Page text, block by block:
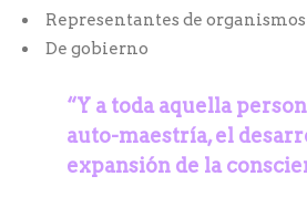
Representantes de
De gobierno
“Y a toda aquella
auto-maestría,el
expansión de la